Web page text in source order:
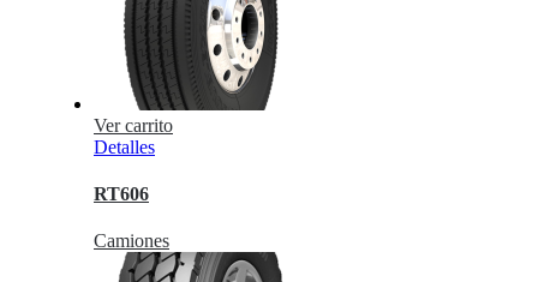
Ver carrito
Detalles
RT606
Camiones